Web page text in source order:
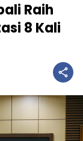
Raih
8 Kali